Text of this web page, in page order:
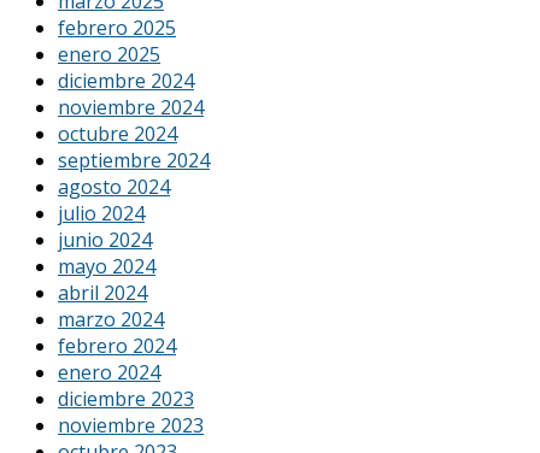
febrero 2025
enero 2025
diciembre 2024
noviembre 2024
octubre 2024
septiembre 2024
agosto 2024
julio 2024
junio 2024
mayo 2024
abril 2024
marzo 2024
febrero 2024
enero 2024
diciembre 2023
noviembre 2023